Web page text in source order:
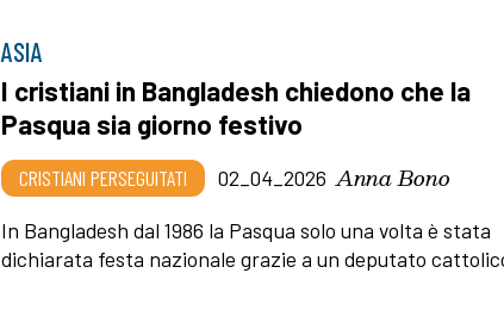
ASIA
I cristiani in Bangladesh chiedono che la
Pasqua sia giorno festivo
CRISTIANI PERSEGUITATI 02_04_2026 Anna Bono
In Bangladesh dal 1986 la Pasqua solo una volta è stata
dichiarata festa nazionale grazie a un deputato